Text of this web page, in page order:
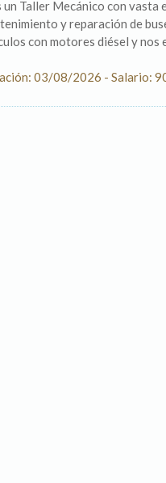
un Taller Mecánico con vasta
y reparación de
con motores diésel y nos
03/08/2026 - Salario: